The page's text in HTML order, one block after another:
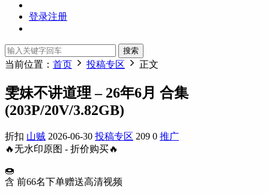
登录注册
搜索
当前位置： 首页 投稿专区 正文
雯妹不讲道理 – 26年6月 合集
(203P/20V/3.82GB)
折扣 山贼 2026-06-30 投稿专区 209 0 推广
🔥无水印原图 - 折价购买🔥
🍩
含 前66名下单赠送高清视频